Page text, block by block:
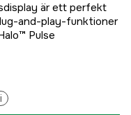
är ett perfekt
and-play-funktioner
Pulse
i